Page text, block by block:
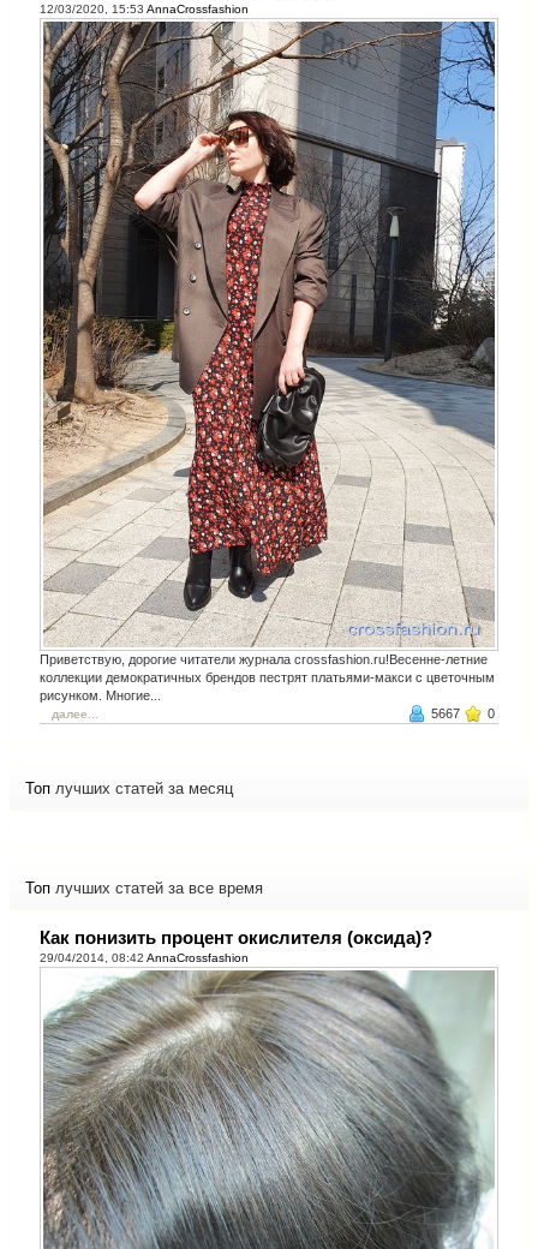
12/03/2020, 15:53 AnnaCrossfashion
Приветствую, дорогие читатели журнала crossfashion.ru!Весенне-летние
коллекции демократичных брендов пестрят платьями-макси с цветочным
рисунком. Многие...
далее... 5667 0
Топ лучших статей за месяц
Топ лучших статей за все время
Как понизить процент окислителя (оксида)?
29/04/2014, 08:42 AnnaCrossfashion